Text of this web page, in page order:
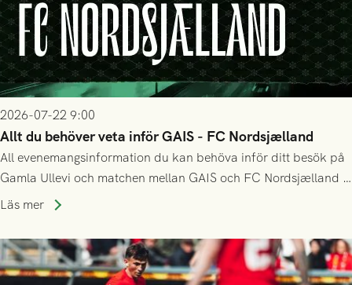
2026-07-22 9:00
Allt du behöver veta inför GAIS - FC Nordsjælland
All evenemangsinformation du kan behöva inför ditt besök på
Gamla Ullevi och matchen mellan GAIS och FC Nordsjælland i
kvalet till Conference League! Avspark kl 19.00 på torsdag
Läs mer